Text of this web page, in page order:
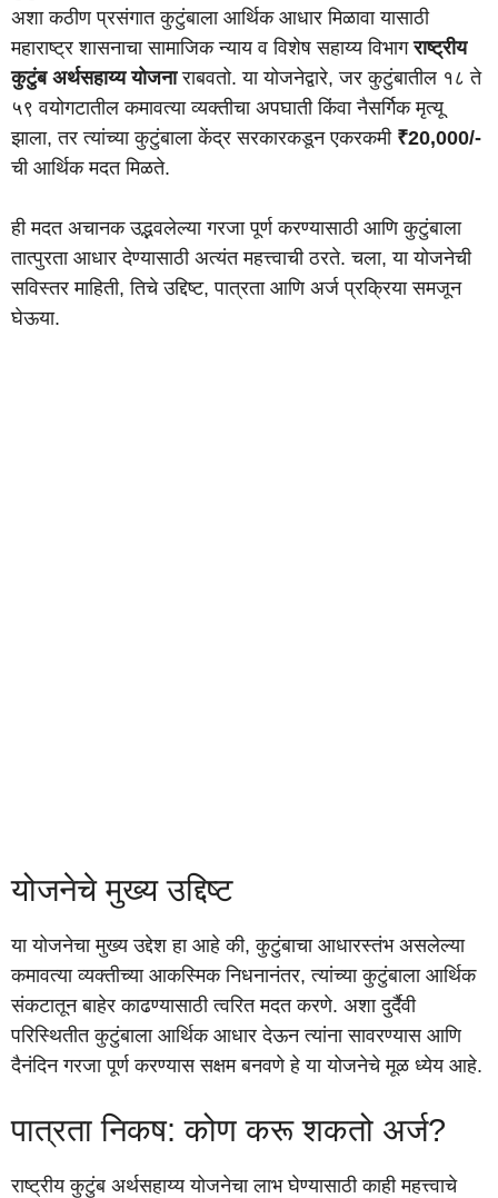
अशा कठीण प्रसंगात कुटुंबाला आर्थिक आधार मिळावा यासाठी
महाराष्ट्र शासनाचा सामाजिक न्याय व विशेष सहाय्य विभागराष्ट्रीय
कुटुंब अर्थसहाय्य योजनाराबवतो. या योजनेद्वारे, जर कुटुंबातील १८ ते
५९ वयोगटातील कमावत्या व्यक्तीचा अपघाती किंवा नैसर्गिक मृत्यू
झाला, तर त्यांच्या कुटुंबाला केंद्र सरकारकडून एकरकमी ₹20,000/-
ची आर्थिक मदत मिळते.
ही मदत अचानक उद्भवलेल्या गरजा पूर्ण करण्यासाठी आणि कुटुंबाला
तात्पुरता आधार देण्यासाठी अत्यंत महत्त्वाची ठरते. चला, या योजनेची
सविस्तर माहिती, तिचे उद्दिष्ट, पात्रता आणि अर्ज प्रक्रिया समजून
घेऊया.
योजनेचे मुख्य उद्दिष्ट
या योजनेचा मुख्य उद्देश हा आहे की, कुटुंबाचा आधारस्तंभ असलेल्या
कमावत्या व्यक्तीच्या आकस्मिक निधनानंतर, त्यांच्या कुटुंबाला आर्थिक
संकटातून बाहेर काढण्यासाठी त्वरित मदत करणे. अशा दुर्दैवी
परिस्थितीत कुटुंबाला आर्थिक आधार देऊन त्यांना सावरण्यास आणि
दैनंदिन गरजा पूर्ण करण्यास सक्षम बनवणे हे या योजनेचे मूळ ध्येय आहे.
पात्रता निकष: कोण करू शकतो अर्ज?
राष्ट्रीय कुटुंब अर्थसहाय्य योजनेचा लाभ घेण्यासाठी काही महत्त्वाचे